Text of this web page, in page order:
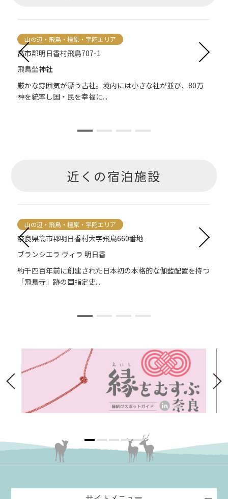
山の辺・飛鳥・橿原・宇陀エリア
高市郡明日香村飛鳥707-1
飛鳥坐神社
厳かな雰囲気が漂う古社。境内には小さな社が並び、80万
神を統率し国・民を幸福に...
近くの宿泊施設
山の辺・飛鳥・橿原・宇陀エリア
奈良県高市郡明日香村大字飛鳥660番地
ブランシエラ ヴィラ 明日香
約千四百年前に創建された日本初の本格的な伽藍配置を持つ
「飛鳥寺」跡の国指定史...